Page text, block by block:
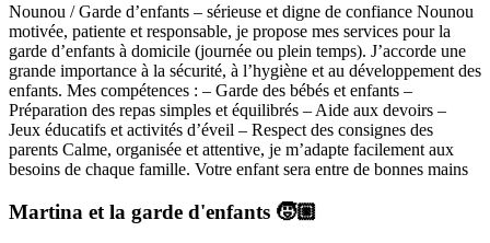
Nounou / Garde d’enfants – sérieuse et digne de confiance Nounou
motivée, patiente et responsable, je propose mes services pour la
garde d’enfants à domicile (journée ou plein temps). J’accorde une
grande importance à la sécurité, à l’hygiène et au développement des
enfants. Mes compétences : – Garde des bébés et enfants –
Préparation des repas simples et équilibrés – Aide aux devoirs –
Jeux éducatifs et activités d’éveil – Respect des consignes des
parents Calme, organisée et attentive, je m’adapte facilement aux
besoins de chaque famille. Votre enfant sera entre de bonnes mains
Martina et la garde d'enfants 🧒🏼